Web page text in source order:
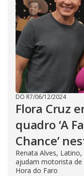
DO R7/06/12/2024
Flora Cruz
quadro ‘A
Chance’
Renata Alves,
ajudam motorista de
Hora do Faro